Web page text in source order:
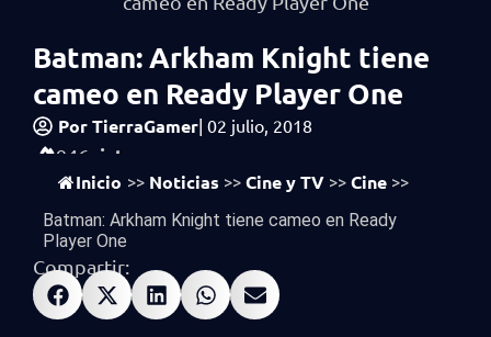
Batman: Arkham Knight tiene
cameo en Ready Player One
PorTierraGamer| 02 julio, 2018
946 vistas
Inicio >> Noticias >> Cine y TV >> Cine >>
Batman: Arkham Knight tiene cameo en Ready
Player One
Compartir: